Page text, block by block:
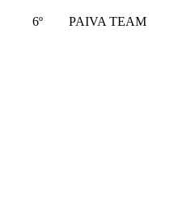
6º PAIVA TEAM